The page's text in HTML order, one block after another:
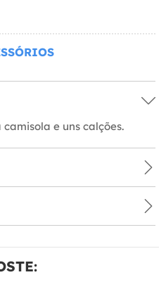
e uns calções.